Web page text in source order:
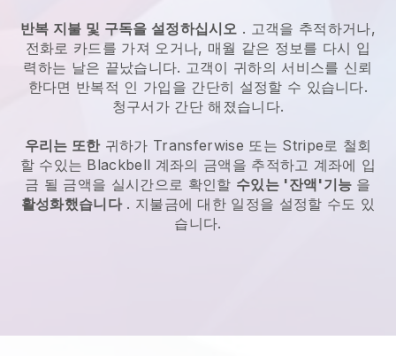
반복 지불 및 구독을 설정하십시오 . 고객을 추적하거나,
전화로 카드를 가져 오거나, 매월 같은 정보를 다시 입
력하는 날은 끝났습니다. 고객이 귀하의 서비스를 신뢰
한다면 반복적 인 가입을 간단히 설정할 수 있습니다.
청구서가 간단 해졌습니다.
우리는 또한귀하가 Transferwise 또는 Stripe로 철회
할 수있는 Blackbell 계좌의 금액을 추적하고 계좌에 입
금 될 금액을 실시간으로 확인할 수있는 '잔액'기능 을
활성화했습니다. 지불금에 대한 일정을 설정할 수도 있
습니다.